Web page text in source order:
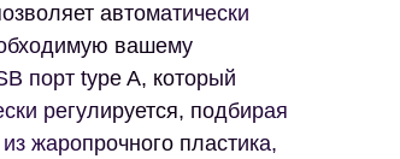
автоматически
вашему
порт type A, который
регулируется, подбирая
жаропрочного пластика,